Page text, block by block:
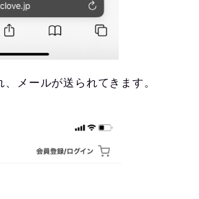
メールが送られてきます。